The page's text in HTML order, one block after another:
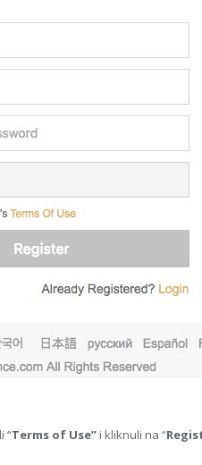
“Terms of Use” i kliknuli na “